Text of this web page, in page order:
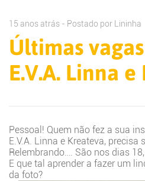
15 anos atrás - Postado por Lininha
Últimas
E.V.A. Linna
Pessoal! Quem não fez a sua
E.V.A. Linna e Kreateva, precisa
Relembrando…. São nos dias
E que tal aprender a fazer um
da foto?